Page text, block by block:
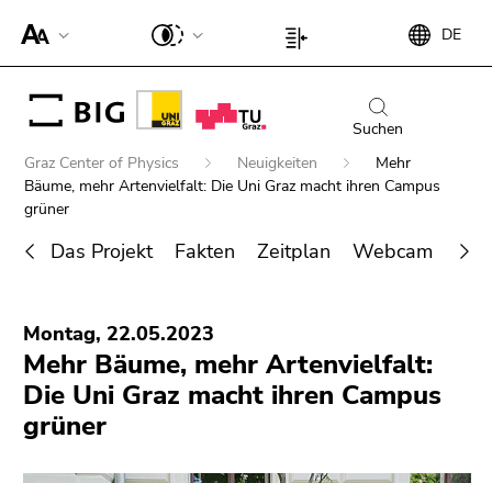
Seite
besser für
Screen-
Reader
zu
können,
Sie
Um die
verbesserte
Darstellung
für Screen-
Reader zu
deaktivieren,
Beginn
des
Seitenbereichs:
Seiteneinstellungen:
DE
Ende
dieses
Seitenbereichs.
Seitenbereiche
Beginn
Graz
Ende
Seitenbereiche
Suchen
Beginn
des
Seitenbereichs:
befinden
Graz Center of Physics Neuigkeiten
Mehr
Bäume, mehr Artenvielfalt: Die Uni Graz macht ihren Campus
grüner
Das Projekt Fakten Zeitplan Webcam
Seitenbereichs.
Zur
Übersicht
der
Seitenbereiche
Montag, 22.05.2023
Mehr Bäume, mehr Artenvielfalt:
Die Uni Graz macht ihren Campus
grüner